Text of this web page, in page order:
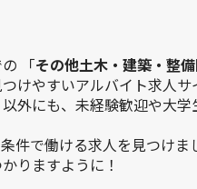
「その他土木・建築・整
けやすいアルバイト求人サ
外にも、未経験歓迎や大
件で働ける求人を見つけま
りますように！